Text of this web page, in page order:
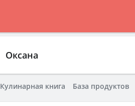
Оксана
Кулинарная книга База продуктов